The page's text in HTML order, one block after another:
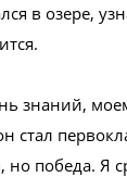
в озере,
знаний,
стал
победа. Я